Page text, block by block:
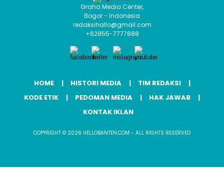
Graha Media Center,
Bogor - Indonesia
redaksihallo@gmail.com
+62855-7777888
HOME HISTORI MEDIA
TIM REDAKSI
KODE ETIK
PEDOMAN MEDIA
HAK JAWAB
KONTAK IKLAN
COPYRIGHT © 2026 HELLOBANTEN.COM - ALL RIGHTS RESERVED